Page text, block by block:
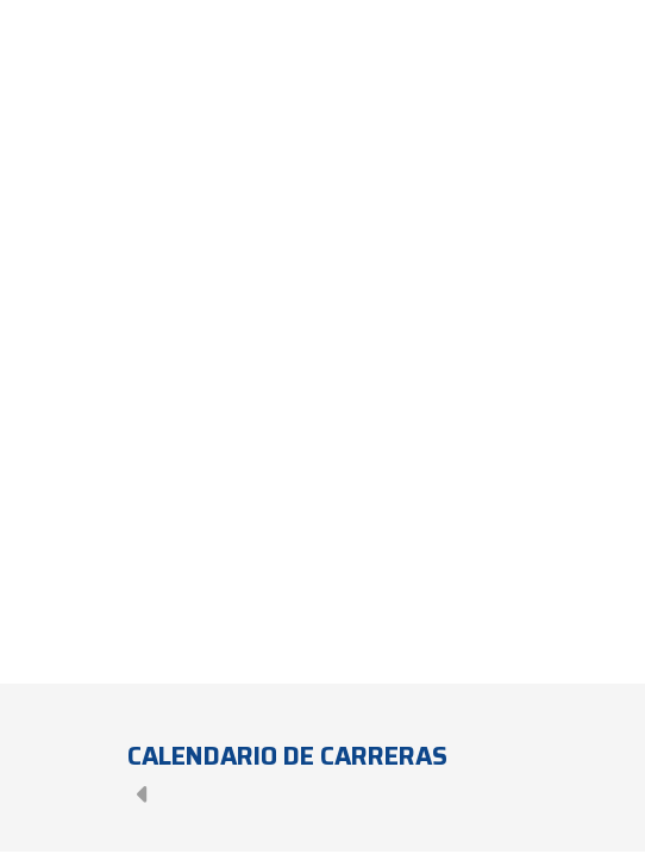
CALENDARIO DE CARRERAS